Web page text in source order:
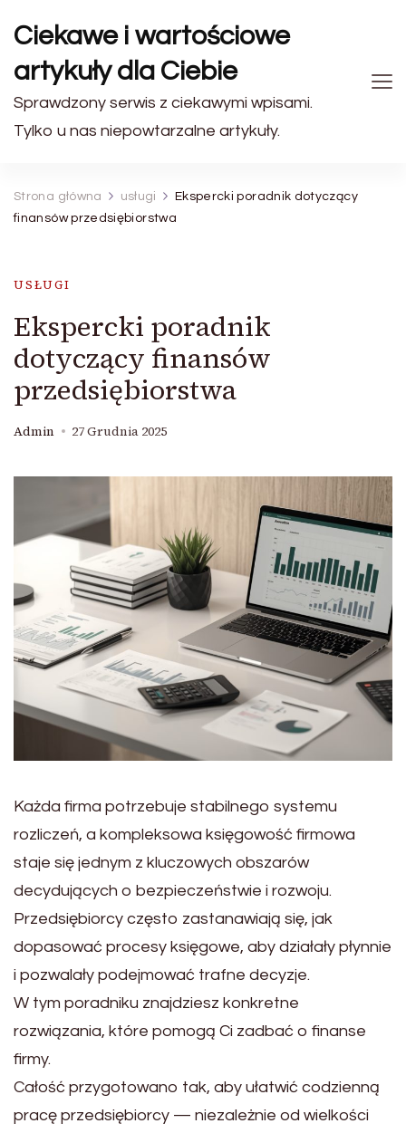
Ciekawe i wartościowe
artykuły dla Ciebie
Sprawdzony serwis z ciekawymi wpisami.
Tylko u nas niepowtarzalne artykuły.
Strona główna usługi
Ekspercki poradnik dotyczący
finansów przedsiębiorstwa
USŁUGI
Ekspercki poradnik
dotyczący finansów
przedsiębiorstwa
Admin 27 Grudnia 2025
Każda firma potrzebuje stabilnego systemu
rozliczeń, a kompleksowa księgowość firmowa
staje się jednym z kluczowych obszarów
decydujących o bezpieczeństwie i rozwoju.
Przedsiębiorcy często zastanawiają się, jak
dopasować procesy księgowe, aby działały płynnie
i pozwalały podejmować trafne decyzje.
W tym poradniku znajdziesz konkretne
rozwiązania, które pomogą Ci zadbać o finanse
firmy.
Całość przygotowano tak, aby ułatwić codzienną
pracę przedsiębiorcy — niezależnie od wielkości